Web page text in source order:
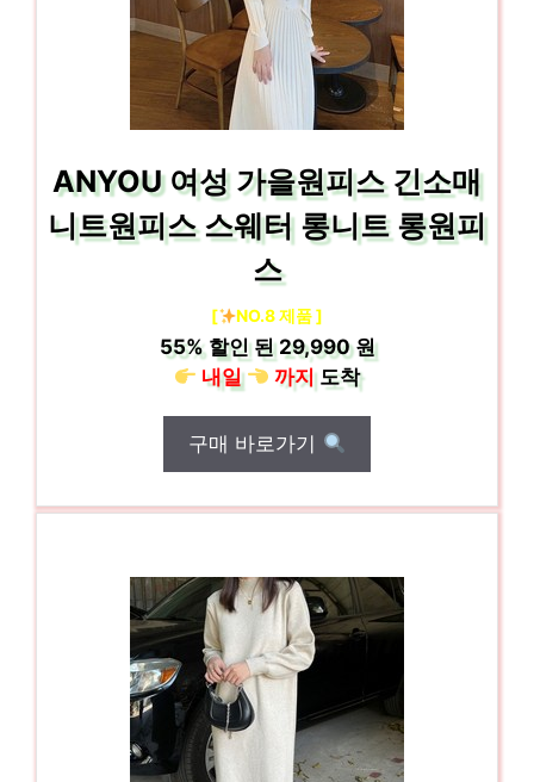
ANYOU 여성 가을원피스 긴소매
니트원피스 스웨터 롱니트 롱원피
스
[ NO.8 제품 ]
55%할인 된29,990 원
내일
까지도착
구매 바로가기